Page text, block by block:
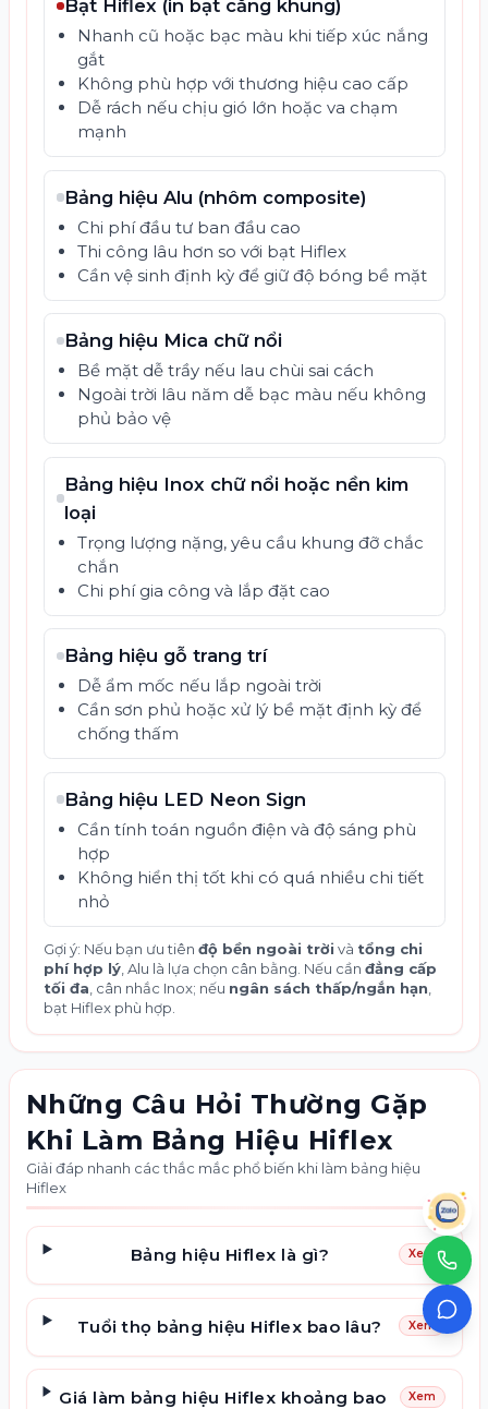
Bạt Hiflex (in bạt căng khung)
Nhanh cũ hoặc bạc màu khi tiếp xúc nắng
gắt
Không phù hợp với thương hiệu cao cấp
Dễ rách nếu chịu gió lớn hoặc va chạm
mạnh
Bảng hiệu Alu (nhôm composite)
Chi phí đầu tư ban đầu cao
Thi công lâu hơn so với bạt Hiflex
Cần vệ sinh định kỳ để giữ độ bóng bề mặt
Bảng hiệu Mica chữ nổi
Bề mặt dễ trầy nếu lau chùi sai cách
Ngoài trời lâu năm dễ bạc màu nếu không
phủ bảo vệ
Bảng hiệu Inox chữ nổi hoặc nền kim
loại
Trọng lượng nặng, yêu cầu khung đỡ chắc
chắn
Chi phí gia công và lắp đặt cao
Bảng hiệu gỗ trang trí
Dễ ẩm mốc nếu lắp ngoài trời
Cần sơn phủ hoặc xử lý bề mặt định kỳ để
chống thấm
Bảng hiệu LED Neon Sign
Cần tính toán nguồn điện và độ sáng phù
hợp
Không hiển thị tốt khi có quá nhiều chi tiết
nhỏ
Gợi ý: Nếu bạn ưu tiên độ bền ngoài trời và tổng chi
phí hợp lý, Alu là lựa chọn cân bằng. Nếu cần đẳng cấp
tối đa , cân nhắc Inox; nếu ngân sách thấp/ngắn hạn
bạt Hiflex phù hợp.
Những Câu Hỏi Thường Gặp
Khi Làm Bảng Hiệu Hiflex
Giải đáp nhanh các thắc mắc phổ biến khi làm bảng hiệu
Hiflex
Bảng hiệu Hiflex là gì? Xem
Tuổi thọ bảng hiệu Hiflex bao lâu? Xem
Giá làm bảng hiệu Hiflex khoảng bao
Xem